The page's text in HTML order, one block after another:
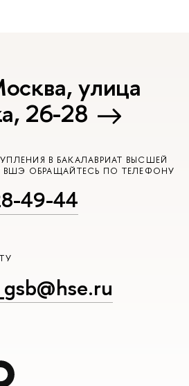
улица
26-28
В БАКАЛАВРИАТ ВЫСШЕЙ
ОБРАЩАЙТЕСЬ ПО ТЕЛЕФОНУ
49-44